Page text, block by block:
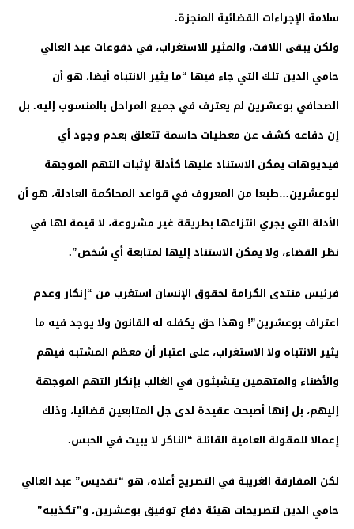
سلامة الإجراءات القضائية المنجزة.
ولكن يبقى اللافت، والمثير للاستغراب، في دفوعات عبد العالي
حامي الدين تلك التي جاء فيها “ما يثير الانتباه أيضا، هو أن
الصحافي بوعشرين لم يعترف في جميع المراحل بالمنسوب إليه. بل
إن دفاعه كشف عن معطيات حاسمة تتعلق بعدم وجود أي
فيديوهات يمكن الاستناد عليها كأدلة لإثبات التهم الموجهة
لبوعشرين…طبعا من المعروف في قواعد المحاكمة العادلة، هو أن
الأدلة التي يجري انتزاعها بطريقة غير مشروعة، لا قيمة لها في
نظر القضاء، ولا يمكن الاستناد إليها لمتابعة أي شخص”.
فرئيس منتدى الكرامة لحقوق الإنسان استغرب من “إنكار وعدم
اعتراف بوعشرين”! وهذا حق يكفله له القانون ولا يوجد فيه ما
يثير الانتباه ولا الاستغراب، على اعتبار أن معظم المشتبه فيهم
والأضناء والمتهمين يتشبثون في الغالب بإنكار التهم الموجهة
إليهم، بل إنها أصبحت عقيدة لدى جل المتابعين قضائيا، وذلك
إعمالا للمقولة العامية القائلة “الناكر لا يبيت في الحبس.
لكن المفارقة الغريبة في التصريح أعلاه، هو “تقديس” عبد العالي
حامي الدين لتصريحات هيئة دفاع توفيق بوعشرين، و”تكذيبه”